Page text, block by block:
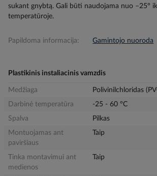
sukant gnybtą. Gali būti naudojama nuo –25°
temperatūroje.
Papildoma informacija: Gamintojo nuoroda
Plastikinis instaliacinis vamzdis
Medžiaga
Polivinilchloridas
Darbinė temperatūra
-25 - 60 °C
Spalva
Pilkas
Montuojamas ant
paviršiaus
Taip
Tinka montavimui ant
medienos
Taip